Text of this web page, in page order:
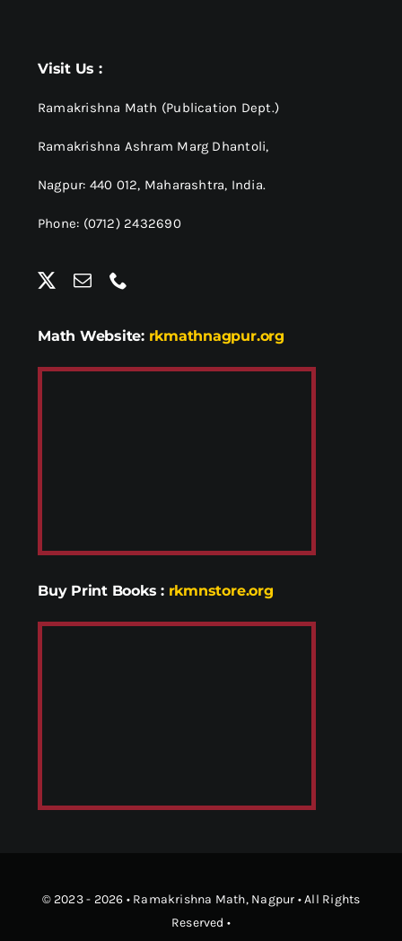
Visit Us :
Ramakrishna Math (Publication Dept.)
Ramakrishna Ashram Marg Dhantoli,
Nagpur: 440 012, Maharashtra, India.
Phone: (0712) 2432690
Math Website: rkmathnagpur.org
Buy Print Books : rkmnstore.org
© 2023 - 2026 • Ramakrishna Math, Nagpur • All Rights
Reserved •